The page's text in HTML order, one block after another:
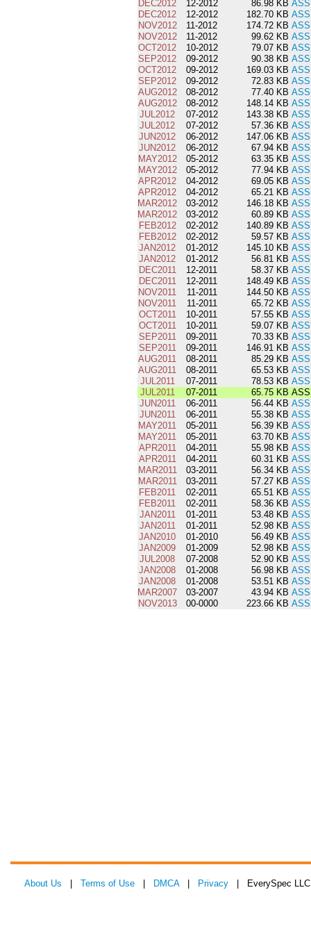
DEC2012 12-2012 86.98 KB
DEC2012
12-2012 182.70 KB
NOV2012
11-2012 174.72 KB
NOV2012
11-2012 99.62 KB
OCT2012
10-2012 79.07 KB
SEP2012
09-2012 90.38 KB
OCT2012
09-2012 169.03 KB
SEP2012
09-2012 72.83 KB
AUG2012
08-2012 77.40 KB
AUG2012
08-2012 148.14 KB
JUL2012
07-2012 143.38 KB
JUL2012
07-2012 57.36 KB
JUN2012
06-2012 147.06 KB
JUN2012
06-2012 67.94 KB
MAY2012
05-2012 63.35 KB
MAY2012
05-2012 77.94 KB
APR2012
04-2012 69.05 KB
APR2012
04-2012 65.21 KB
MAR2012
03-2012 146.18 KB
MAR2012
03-2012 60.89 KB
FEB2012
02-2012 140.89 KB
FEB2012
02-2012 59.57 KB
JAN2012
01-2012 145.10 KB
JAN2012
01-2012 56.81 KB
DEC2011
12-2011 58.37 KB
DEC2011
12-2011 148.49 KB
NOV2011
11-2011 144.50 KB
NOV2011
11-2011 65.72 KB
OCT2011
10-2011 57.55 KB
OCT2011
10-2011 59.07 KB
SEP2011
09-2011 70.33 KB
SEP2011
09-2011 146.91 KB
AUG2011
08-2011 85.29 KB
AUG2011
08-2011 65.53 KB
JUL2011
07-2011 78.53 KB
JUL2011
07-2011 65.75 KB
JUN2011
06-2011 56.44 KB
JUN2011
06-2011 55.38 KB
MAY2011
05-2011 56.39 KB
MAY2011
05-2011 63.70 KB
APR2011
04-2011 55.98 KB
APR2011
04-2011 60.31 KB
MAR2011
03-2011 56.34 KB
MAR2011
03-2011 57.27 KB
FEB2011
02-2011 65.51 KB
FEB2011
02-2011 58.36 KB
JAN2011
01-2011 53.48 KB
JAN2011
01-2011 52.98 KB
JAN2010
01-2010 56.49 KB
JAN2009
01-2009 52.98 KB
JUL2008
07-2008 52.90 KB
JAN2008
01-2008 56.98 KB
JAN2008
01-2008 53.51 KB
MAR2007
03-2007 43.94 KB
NOV2013
00-0000 223.66 KB
About Us Terms of Use DMCA| Privacy | EverySpec